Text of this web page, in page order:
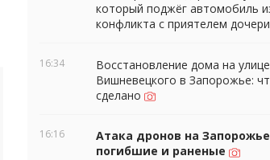
который поджёг автомобиль
конфликта с приятелем дочери
16:34
Восстановление дома на улице
Вишневецкого в Запорожье:
сделано
16:16
Атака дронов на
погибшие и раненые